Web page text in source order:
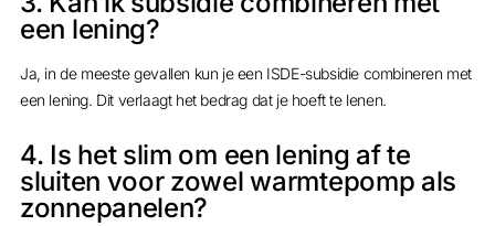
een lening?
Ja, in de meeste gevallen kun je een ISDE-subsidie combineren met
een lening. Dit verlaagt het bedrag dat je hoeft te lenen.
4. Is het slim om een lening af te
sluiten voor zowel warmtepomp als
zonnepanelen?